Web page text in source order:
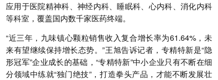
应用于医院精神科、神经内科、睡眠科、心内科、消化内科
等科室，覆盖国内数千家医药终端。
“近三年，九味镇心颗粒销售收入复合增长率为61.64%，未
来有望继续保持增长态势。”王旭告诉记者，专精特新是“隐
形冠军”企业成长的基础，“专精特新”中小企业只有不断在细
分领域中练就“独门绝技”，打造拳头产品，才能不断发展壮